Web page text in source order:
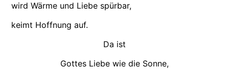
wird Wärme und Liebe spürbar,
keimt Hoffnung auf.
Da ist
Gottes Liebe wie die Sonne,